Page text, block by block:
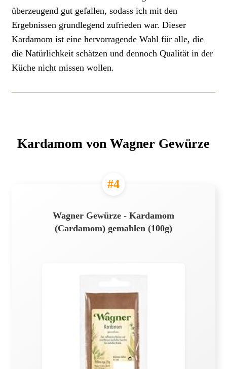
überzeugend gut gefallen, sodass ich mit den
Ergebnissen grundlegend zufrieden war. Dieser
Kardamom ist eine hervorragende Wahl für alle, die
die Natürlichkeit schätzen und dennoch Qualität in der
Küche nicht missen wollen.
Kardamom von Wagner Gewürze
#4
Wagner Gewürze - Kardamom
(Cardamom) gemahlen (100g)